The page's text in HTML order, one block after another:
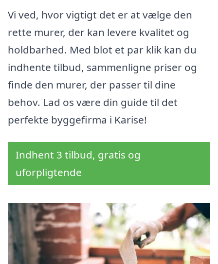
Vi ved, hvor vigtigt det er at vælge den
rette murer, der kan levere kvalitet og
holdbarhed. Med blot et par klik kan du
indhente tilbud, sammenligne priser og
finde den murer, der passer til dine
behov. Lad os være din guide til det
perfekte byggefirma i Karise!
Indhent 3 tilbud, gratis og
uforpligtende